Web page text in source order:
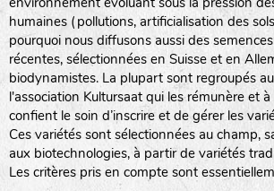
humaines (pollutions, artificialisation des
pourquoi nous diffusons aussi des
récentes, sélectionnées en Suisse et en
biodynamistes. La plupart sont regroupés
l'association Kultursaat qui les rémunère et à
confient le soin d’inscrire et de gérer les
Ces variétés sont sélectionnées au champ,
aux biotechnologies, à partir de variétés
Les critères pris en compte sont
www.bingenheimersaatgut.de
DE BOLSTER (DBO)
GRAINE DEL PAÏS (GDP)
www.grainesdelpais.com
JARDIN EN’VIE (JEV)
G: Gros
M: Moyen calibre
P: Petit calibre
Légumes feuilles
Légumes racines